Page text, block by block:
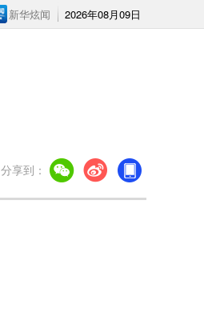
2026年08月09日
新华炫闻
分享到：